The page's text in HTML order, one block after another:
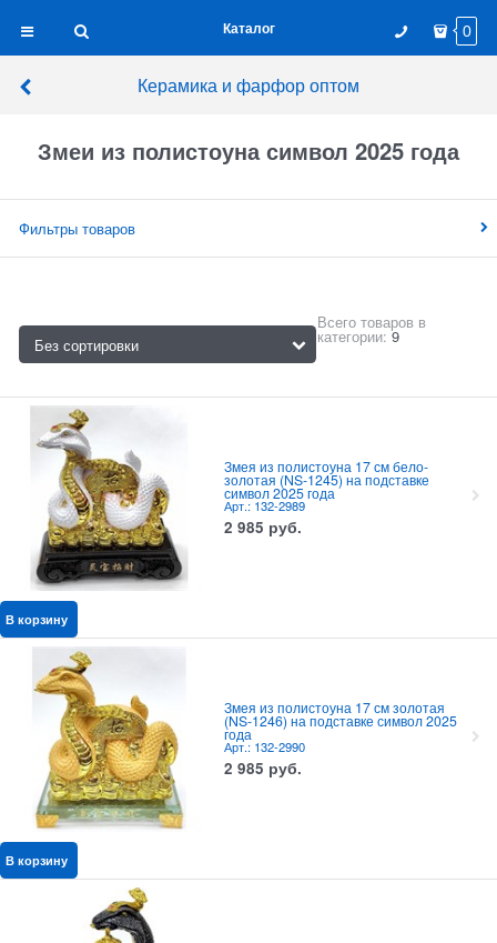
Каталог 0
Керамика и фарфор оптом
Змеи из полистоуна символ 2025 года
Фильтры товаров
Всего товаров в
категории: 9
Змея из полистоуна 17 см бело-
золотая (NS-1245) на подставке
символ 2025 года
Арт.: 132-2989
2 985 руб.
В корзину
Змея из полистоуна 17 см золотая
(NS-1246) на подставке символ 2025
года
Арт.: 132-2990
2 985 руб.
В корзину